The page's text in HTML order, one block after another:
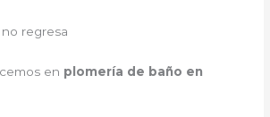
regresa
en plomería de baño en